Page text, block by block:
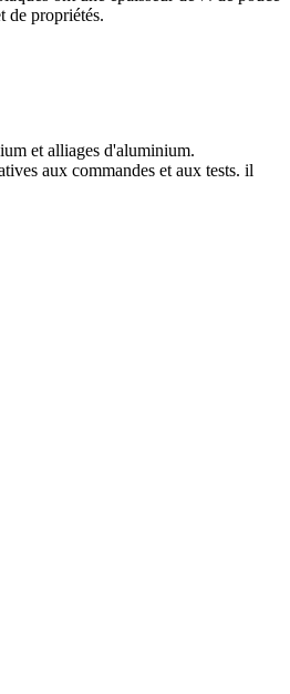
de propriétés.
et alliages d'aluminium.
aux commandes et aux tests. il